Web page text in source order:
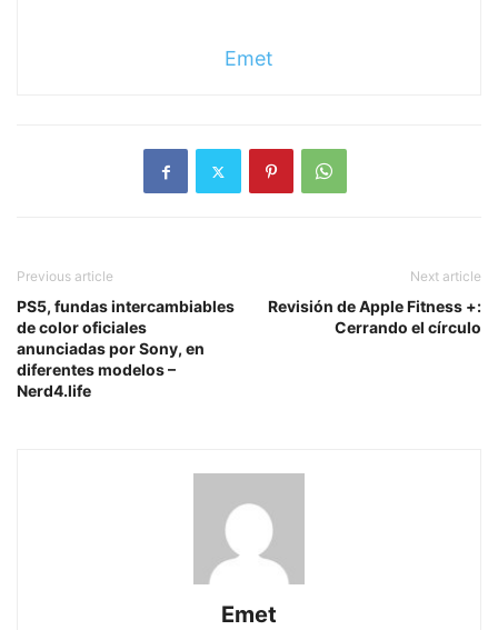
Emet
Previous article
PS5, fundas intercambiables
de color oficiales
anunciadas por Sony, en
diferentes modelos –
Nerd4.life
Next article
Revisión de Apple Fitness +:
Cerrando el círculo
Emet